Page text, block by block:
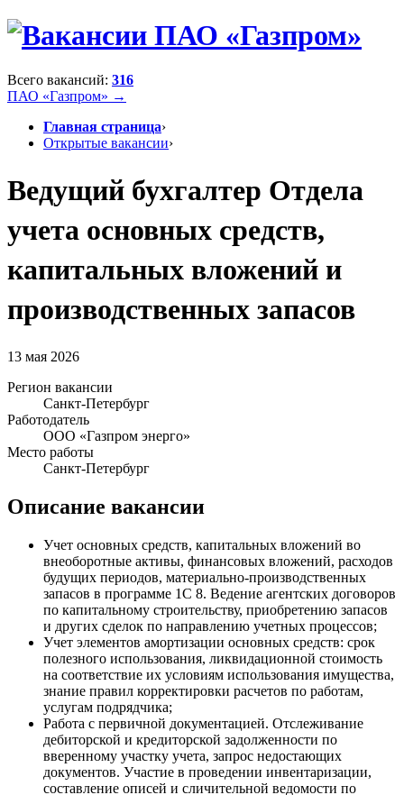
Всего вакансий: 316
ПАО «Газпром» →
Главная страница›
Открытые вакансии›
Ведущий бухгалтер Отдела
учета основных средств,
капитальных вложений и
производственных запасов
13 мая 2026
Регион вакансии
Санкт-Петербург
Работодатель
ООО «Газпром энерго»
Место работы
Санкт-Петербург
Описание вакансии
Учет основных средств, капитальных вложений во
внеоборотные активы, финансовых вложений, расходов
будущих периодов, материально-производственных
запасов в программе 1С 8. Ведение агентских договоров
по капитальному строительству, приобретению запасов
и других сделок по направлению учетных процессов;
Учет элементов амортизации основных средств: срок
полезного использования, ликвидационной стоимость
на соответствие их условиям использования имущества,
знание правил корректировки расчетов по работам,
услугам подрядчика;
Работа с первичной документацией. Отслеживание
дебиторской и кредиторской задолженности по
вверенному участку учета, запрос недостающих
документов. Участие в проведении инвентаризации,
составление описей и сличительной ведомости по